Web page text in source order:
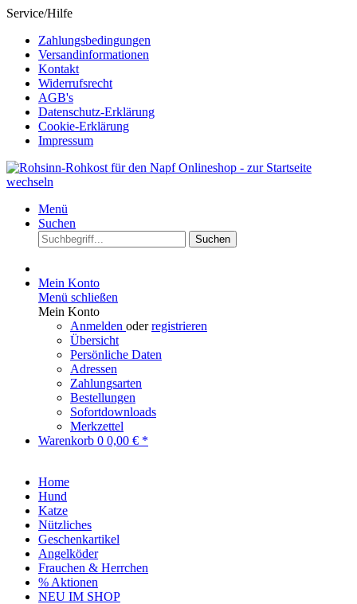
Service/Hilfe
Zahlungsbedingungen
Versandinformationen
Kontakt
Widerrufsrecht
AGB's
Datenschutz-Erklärung
Cookie-Erklärung
Impressum
Menü
Suchen
Suchen
Mein Konto
Menü schließen
Mein Konto
Anmelden oderregistrieren
Übersicht
Persönliche Daten
Adressen
Zahlungsarten
Bestellungen
Sofortdownloads
Merkzettel
Warenkorb 0 0,00 € *
Home
Hund
Katze
Nützliches
Geschenkartikel
Angelköder
Frauchen & Herrchen
% Aktionen
NEU IM SHOP